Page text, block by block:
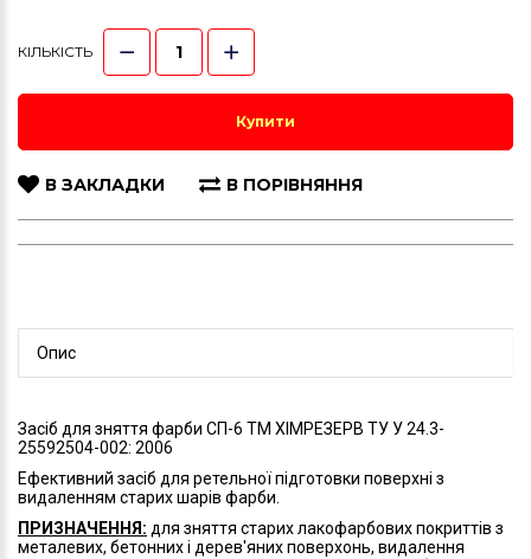
КІЛЬКІСТЬ
Купити
В ЗАКЛАДКИ В ПОРІВНЯННЯ
Опис
Засіб для зняття фарби СП-6 ТМ ХІМРЕЗЕРВ ТУ У 24.3-
25592504-002: 2006
Ефективний засіб для ретельної підготовки поверхні з
видаленням старих шарів фарби.
ПРИЗНАЧЕННЯ: для зняття старих лакофарбових покриттів з
металевих, бетонних і дерев'яних поверхонь, видалення